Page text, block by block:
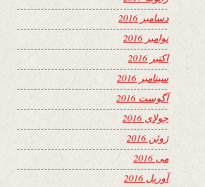
دسامبر 2016
نوامبر 2016
اکتبر 2016
سپتامبر 2016
آگوست 2016
جولای 2016
ژوئن 2016
می 2016
آوریل 2016